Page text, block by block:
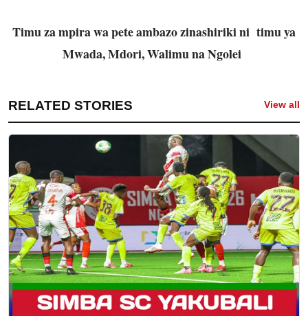
Timu za mpira wa pete ambazo zinashiriki ni timu ya
Mwada, Mdori, Walimu na Ngolei
RELATED STORIES View all